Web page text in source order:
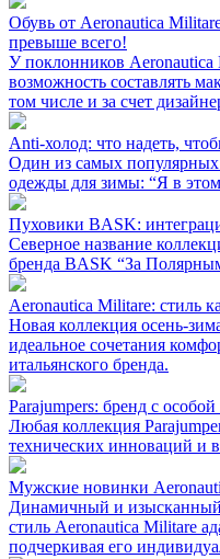
Обувь от Aeronautica
превыше всего!
У поклонников Aeronautica
возможность составлять
том числе и за счет
Anti-холод: что надеть,
Один из самых
одежды для зимы: “Я в этом
Пуховики BASK:
Северное название
бренда BASK “За
Aeronautica Militare: стиль
Новая коллекция осень-
идеальное сочетания
итальянского бренда.
Parajumpers: бренд с
Любая коллекция
технических инноваций и
Мужские новинки
Динамичный и
стиль Aeronautica Militare
подчеркивая его